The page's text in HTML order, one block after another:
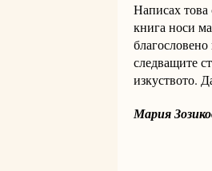
Написах това
книга носи
следващите
изкуството.
Мария